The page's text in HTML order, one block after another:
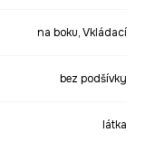
na boku, Vkládací
bez podšívky
látka